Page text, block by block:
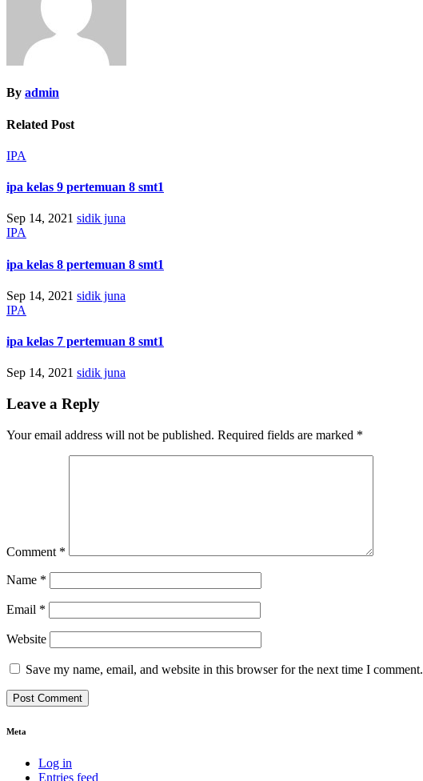
By admin
Related Post
IPA
ipa kelas 9 pertemuan 8 smt1
Sep 14, 2021 sidik juna
IPA
ipa kelas 8 pertemuan 8 smt1
Sep 14, 2021 sidik juna
IPA
ipa kelas 7 pertemuan 8 smt1
Sep 14, 2021 sidik juna
Leave a Reply
Your email address will not be published. Required fields are marked *
Comment *
Name *
Email *
Website
Save my name, email, and website in this browser for the next time I comment.
Meta
Log in
Entries feed